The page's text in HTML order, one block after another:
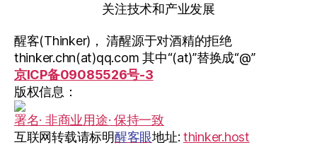
关注技术和产业发展
醒客(Thinker)， 清醒源于对酒精的拒绝
thinker.chn(at)qq.com 其中“(at)”替换成“@”
京ICP备09085526号-3
版权信息：
署名· 非商业用途· 保持一致
互联网转载请标明醒客眼地址: thinker.host